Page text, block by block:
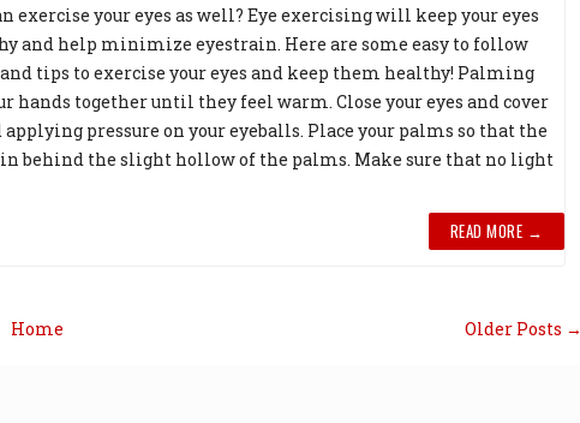
exercise your eyes as well? Eye exercising will keep your eyes
and help minimize eyestrain. Here are some easy to follow
tips to exercise your eyes and keep them healthy! Palming
hands together until they feel warm. Close your eyes and cover
pressure on your eyeballs. Place your palms so that the
behind the slight hollow of the palms. Make sure that no light
READ MORE →
Older Posts →
Home